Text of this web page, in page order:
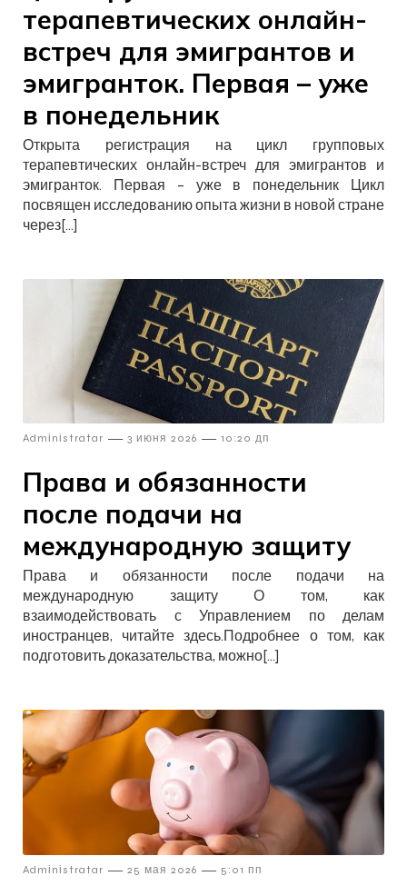
терапевтических онлайн-
встреч для эмигрантов и
эмигранток. Первая – уже
в понедельник
Открыта регистрация на цикл групповых
терапевтических онлайн-встреч для эмигрантов и
эмигранток. Первая – уже в понедельник Цикл
посвящен исследованию опыта жизни в новой стране
через[…]
Admіnіstratar — 3 июня 2026 — 10:20 дп
Права и обязанности
после подачи на
международную защиту
Права и обязанности после подачи на
международную защиту О том, как
взаимодействовать с Управлением по делам
иностранцев, читайте здесь.Подробнее о том, как
подготовить доказательства, можно[…]
Admіnіstratar — 25 мая 2026 — 5:01 пп